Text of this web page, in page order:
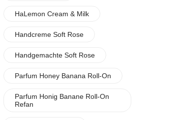
HaLemon Cream & Milk
Handcreme Soft Rose
Handgemachte Soft Rose
Parfum Honey Banana Roll-On
Parfum Honig Banane Roll-On
Refan